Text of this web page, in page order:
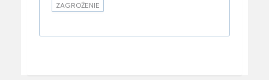
ZAGROŻENIE